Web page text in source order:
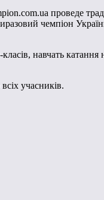
проведе
чемпіон
навчать
учасників.